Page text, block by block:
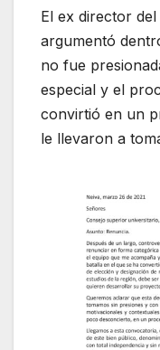
El ex director
argumentó
no fue
especial y el
convirtió en un
le llevaron a